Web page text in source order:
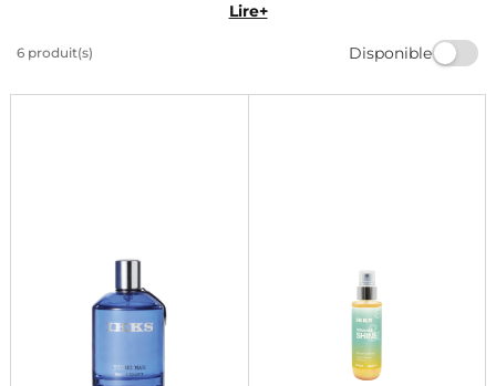
pour hommes et femmes. Laissez-vous séduire par
vous accompagnera tout au long de la journée.
Lire+
6 produit(s) Disponible